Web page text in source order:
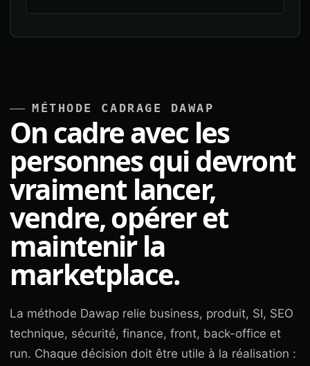
MÉTHODE CADRAGE DAWAP
On cadre avec les
personnes qui devront
vraiment lancer,
vendre, opérer et
maintenir la
marketplace.
La méthode Dawap relie business, produit, SI, SEO
technique, sécurité, finance, front, back-office et
run. Chaque décision doit être utile à la réalisation :